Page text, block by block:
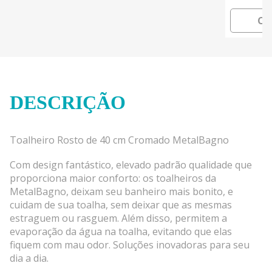
DESCRIÇÃO
Toalheiro Rosto de 40 cm Cromado MetalBagno
Com design fantástico, elevado padrão qualidade que
proporciona maior conforto: os toalheiros da
MetalBagno, deixam seu banheiro mais bonito, e
cuidam de sua toalha, sem deixar que as mesmas
estraguem ou rasguem. Além disso, permitem a
evaporação da água na toalha, evitando que elas
fiquem com mau odor. Soluções inovadoras para seu
dia a dia.